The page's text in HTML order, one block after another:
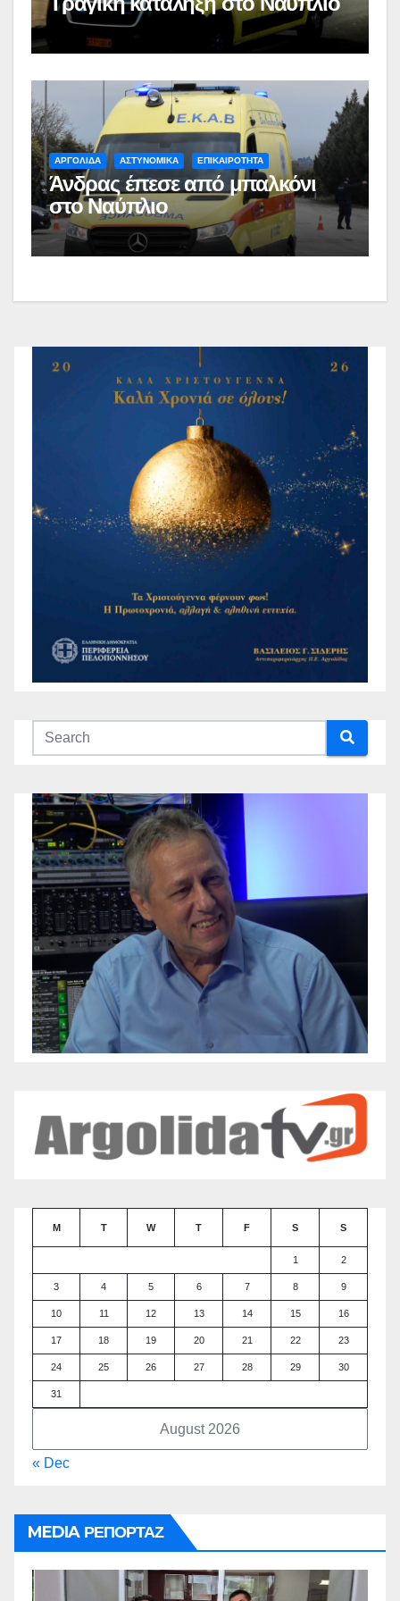
ΑΡΓΟΛΙΔΑ ΑΣΤΥΝΟΜΙΚΑ ΕΠΙΚΑΙΡΟΤΗΤΑ
Άνδρας έπεσε από μπαλκόνι
στο Ναύπλιο
August 2026
M T W T F S S
1 2
3 4 5 6 7 8 9
10 11 12 13 14 15 16
17 18 19 20 21 22 23
24 25 26 27 28 29 30
31
« Dec
MEDIA ΡΕΠΟΡΤΑΖ